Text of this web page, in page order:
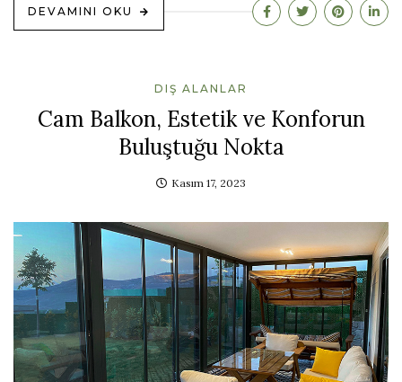
DEVAMINI OKU
DIŞ ALANLAR
Cam Balkon, Estetik ve Konforun
Buluştuğu Nokta
Kasım 17, 2023